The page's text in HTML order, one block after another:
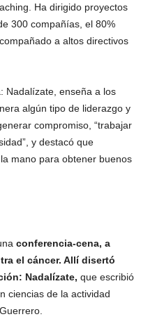
Ha dirigido proyectos
300 compañías, el 80%
a altos directivos
Nadalízate, enseña a los
algún tipo de liderazgo y
compromiso, “trabajar
y destacó que
mano para obtener buenos
conferencia-cena, a
el cáncer. Allí disertó
Nadalízate, que escribió
ciencias de la actividad